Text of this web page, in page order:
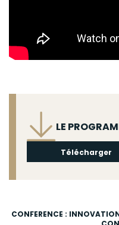
LE
Télécharger
CONFERENCE :